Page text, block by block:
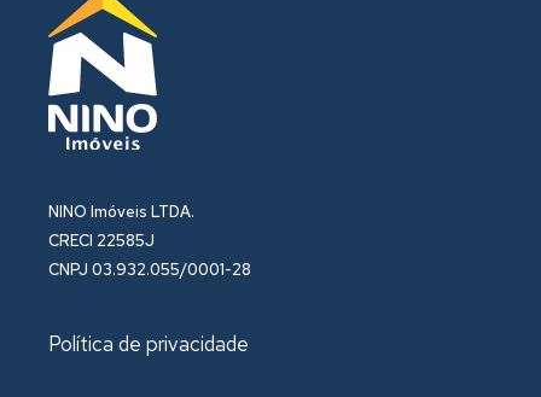
NINO Imóveis LTDA.
CRECI 22585J
CNPJ 03.932.055/0001-28
Política de privacidade